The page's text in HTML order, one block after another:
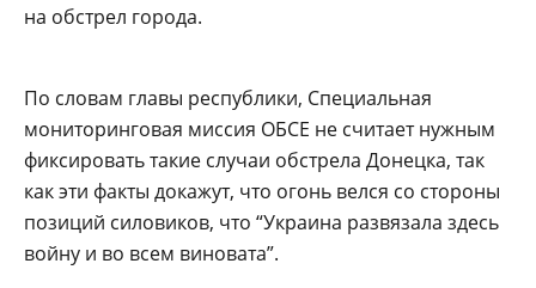
на обстрел города.
По словам главы республики, Специальная
мониторинговая миссия ОБСЕ не считает нужным
фиксировать такие случаи обстрела Донецка, так
как эти факты докажут, что огонь велся со стороны
позиций силовиков, что “Украина развязала здесь
войну и во всем виновата”.